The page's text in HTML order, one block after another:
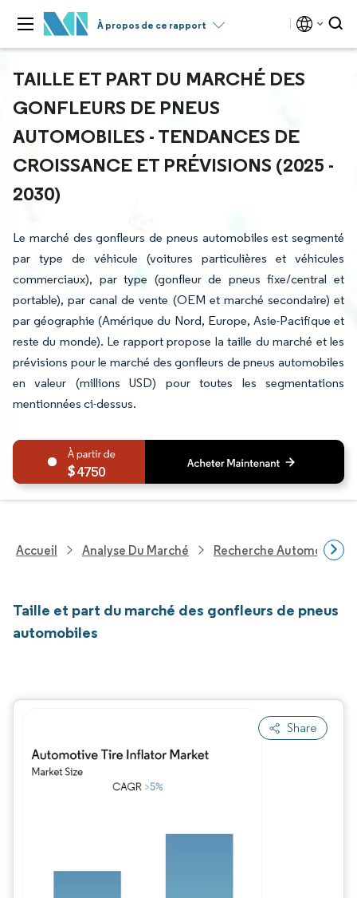
À propos de ce rapport
TAILLE ET PART DU MARCHÉ DES
GONFLEURS DE PNEUS
AUTOMOBILES - TENDANCES DE
CROISSANCE ET PRÉVISIONS (2025 -
2030)
Le marché des gonfleurs de pneus automobiles est segmenté
par type de véhicule (voitures particulières et véhicules
commerciaux), par type (gonfleur de pneus fixe/central et
portable), par canal de vente (OEM et marché secondaire) et
par géographie (Amérique du Nord, Europe, Asie-Pacifique et
reste du monde). Le rapport propose la taille du marché et les
prévisions pour le marché des gonfleurs de pneus automobiles
en valeur (millions USD) pour toutes les segmentations
mentionnées ci-dessus.
4750
Accueil Analyse Du Marché Recherche Automobile
Taille et part du marché des gonfleurs de pneus
automobiles
Share